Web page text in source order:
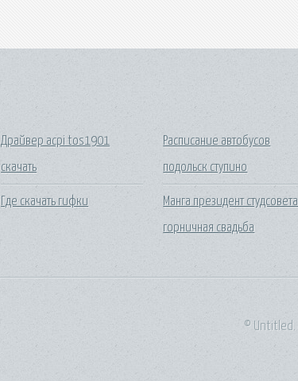
Драйвер acpi tos1901
скачать
Где скачать гифки
Расписание автобусов
подольск ступино
Манга президент студсовета
горничная свадьба
© Untitled.